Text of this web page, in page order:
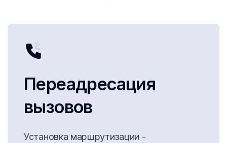
Переадресация
вызовов
Установка маршрутизации -